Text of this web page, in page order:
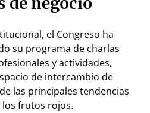
el Congreso ha
su programa de charlas
y actividades,
de intercambio de
las principales tendencias
los frutos rojos.